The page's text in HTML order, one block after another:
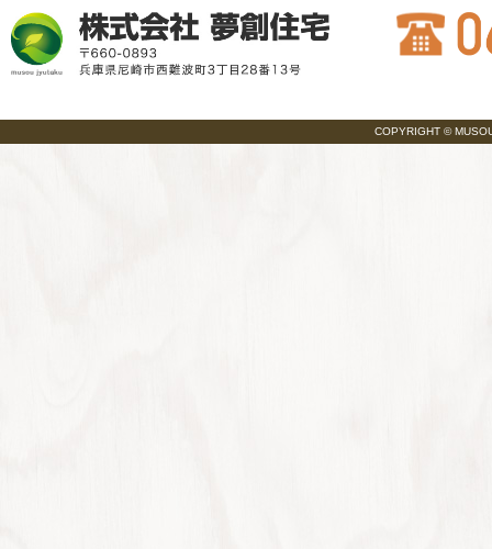
COPYRIGHT ©